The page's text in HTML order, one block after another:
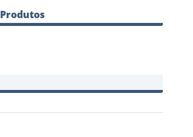
Produtos